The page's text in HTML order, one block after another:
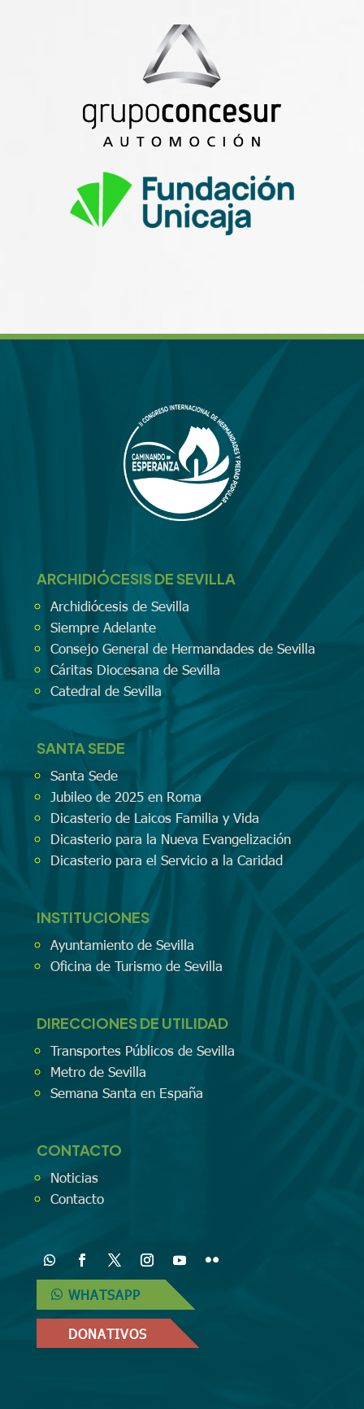
ARCHIDIÓCESIS DE SEVILLA
Archidiócesis de Sevilla
Siempre Adelante
Consejo General de Hermandades de Sevilla
Cáritas Diocesana de Sevilla
Catedral de Sevilla
SANTA SEDE
Santa Sede
Jubileo de 2025 en Roma
Dicasterio de Laicos Familia y Vida
Dicasterio para la Nueva Evangelización
Dicasterio para el Servicio a la Caridad
INSTITUCIONES
Ayuntamiento de Sevilla
Oficina de Turismo de Sevilla
DIRECCIONES DE UTILIDAD
Transportes Públicos de Sevilla
Metro de Sevilla
Semana Santa en España
CONTACTO
Noticias
Contacto
WHATSAPP
DONATIVOS